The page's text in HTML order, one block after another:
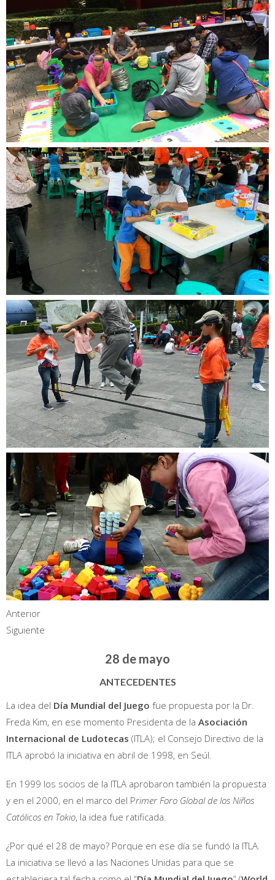
Anterior
Siguiente
28 de mayo
ANTECEDENTES
La idea del Día Mundial del Juego fue propuesta por la Dr.
Freda Kim, en ese momento Presidenta de la Asociación
Internacional de Ludotecas (ITLA); el Consejo Directivo de la
ITLA aprobó la iniciativa en abril de 1998, en Seúl.
En 1999 los socios de la ITLA aprobaron también la propuesta
y en el 2000, en el marco del Primer Foro Global de los Niños
Católicos en Tokio, la idea fue ratificada.
¿Por qué el 28 de mayo? Porque en ese día se fundó la ITLA.
La iniciativa se llevó a las Naciones Unidas para que se